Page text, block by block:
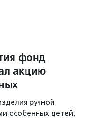
фонд
акцию
ручной
особенных детей,